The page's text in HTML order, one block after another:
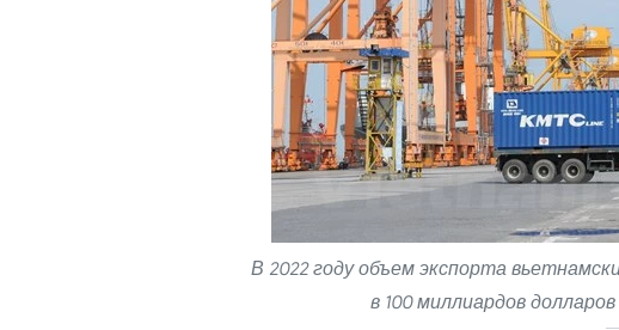
В 2022 году объем экспорта
в 100 миллиардов